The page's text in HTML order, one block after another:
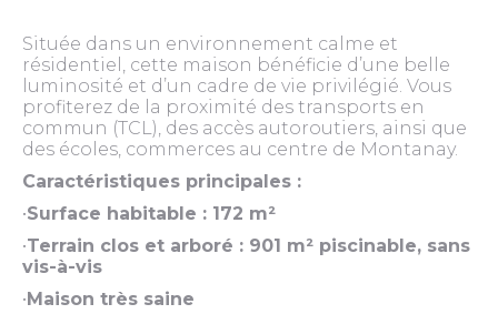
Située dans un environnement calme et
résidentiel, cette maison bénéficie d’une belle
luminosité et d’un cadre de vie privilégié. Vous
profiterez de la proximité des transports en
commun (TCL), des accès autoroutiers, ainsi que
des écoles, commerces au centre de Montanay.
Caractéristiques principales :
•Surface habitable : 172 m²
•Terrain clos et arboré : 901 m² piscinable, sans
vis-à-vis
•Maison très saine